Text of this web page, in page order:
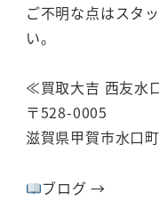
ご不明な点はスタ
い。
≪買取大吉 西友水
〒528-0005
滋賀県甲賀市水口
ブログ →